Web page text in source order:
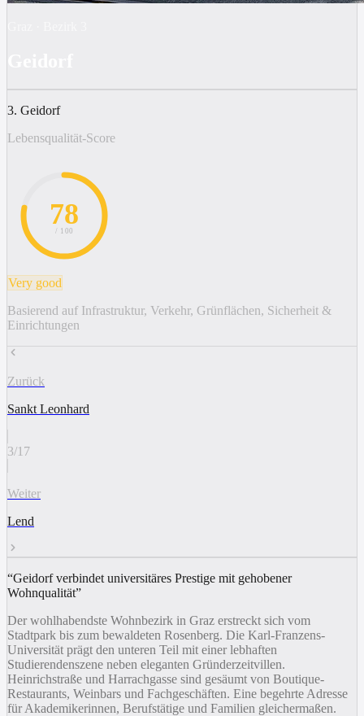
3. Geidorf
Lebensqualität-Score
78
/ 100
Very good
Basierend auf Infrastruktur, Verkehr, Grünflächen, Sicherheit &
Einrichtungen
Zurück
Sankt Leonhard
3/17
Weiter
Lend
“Geidorf verbindet universitäres Prestige mit gehobener
Wohnqualität”
Der wohlhabendste Wohnbezirk in Graz erstreckt sich vom
Stadtpark bis zum bewaldeten Rosenberg. Die Karl-Franzens-
Universität prägt den unteren Teil mit einer lebhaften
Studierendenszene neben eleganten Gründerzeitvillen.
Heinrichstraße und Harrachgasse sind gesäumt von Boutique-
Restaurants, Weinbars und Fachgeschäften. Eine begehrte Adresse
für Akademikerinnen, Berufstätige und Familien gleichermaßen.